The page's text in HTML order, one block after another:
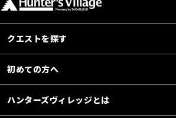
クエストを探す
初めての方へ
ハンターズヴィレッジとは